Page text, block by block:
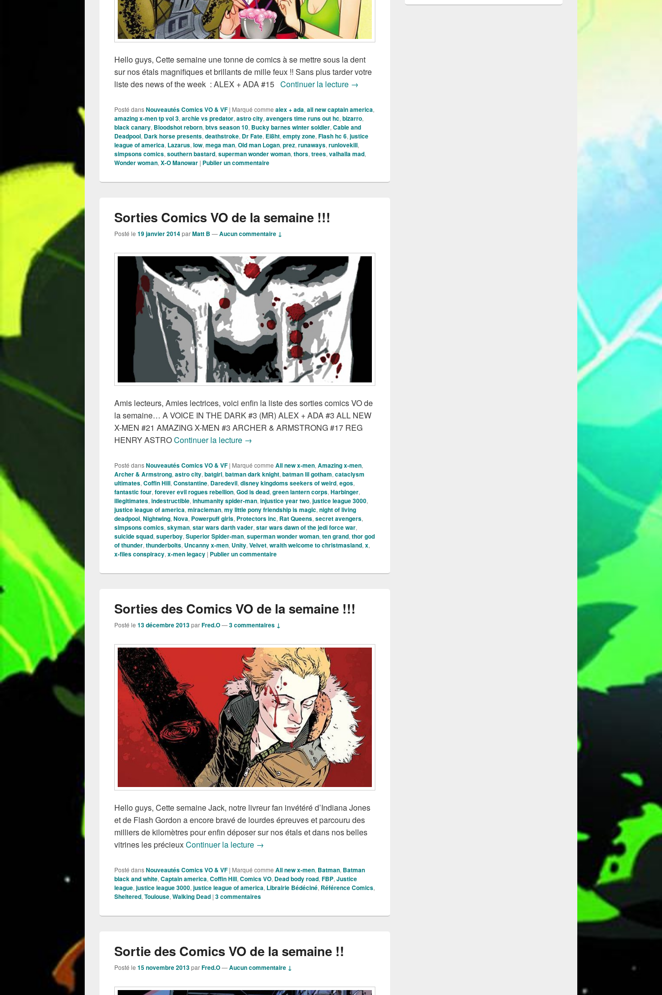
Hello guys, Cette semaine une tonne de comics à se mettre sous la dent
sur nos étals magnifiques et brillants de mille feux !! Sans plus tarder votre
liste des news of the week : ALEX + ADA #15 Continuer la lecture Sorties des Comics VO de la semaine du 16 Juin !!
→
Posté dansNouveautés Comics VO & VF | Marqué comme alex + ada, all new captain america,
amazing x-men tp vol 3, archie vs predator, astro city, avengers time runs out hc, bizarro,
black canary, Bloodshot reborn, btvs season 10, Bucky barnes winter soldier, Cable and
Deadpool, Dark horse presents, deathstroke, Dr Fate, Ei8ht, empty zone, Flash hc 6, justice
league of america, Lazarus, low, mega man, Old man Logan, prez, runaways, runlovekill,
simpsons comics, southern bastard, superman wonder woman, thors, trees, valhalla mad,
Wonder woman, X-O Manowar | Publier un commentaire
Sorties Comics VO de la semaine !!!
Posté le 19 janvier 2014parMatt B —Aucun commentaire ↓
Amis lecteurs, Amies lectrices, voici enfin la liste des sorties comics VO de
la semaine… A VOICE IN THE DARK #3 (MR) ALEX + ADA #3 ALL NEW
X-MEN #21 AMAZING X-MEN #3 ARCHER & ARMSTRONG #17 REG
HENRY ASTROContinuer la lecture Sorties Comics VO de la semaine !!!
→
Posté dansNouveautés Comics VO & VF | Marqué comme All new x-men, Amazing x-men,
Archer & Armstrong, astro city, batgirl, batman dark knight, batman lil gotham, cataclysm
ultimates, Coffin Hill, Constantine, Daredevil, disney kingdoms seekers of weird, egos,
fantastic four, forever evil rogues rebellion, God is dead, green lantern corps, Harbinger,
illegitimates, indestructible, inhumanity spider-man, injustice year two, justice league 3000,
justice league of america, miracleman, my little pony friendship is magic, night of living
deadpool, Nightwing, Nova, Powerpuff girls, Protectors inc, Rat Queens, secret avengers,
simpsons comics, skyman, star wars darth vader, star wars dawn of the jedi force war,
suicide squad, superboy, Superior Spider-man, superman wonder woman, ten grand, thor god
of thunder, thunderbolts, Uncanny x-men, Unity, Velvet, wraith welcome to christmasland, x,
x-files conspiracy, x-men legacy | Publier un commentaire
Sorties des Comics VO de la semaine !!!
Posté le 13 décembre 2013parFred.O—3 commentaires ↓
Hello guys, Cette semaine Jack, notre livreur fan invétéré d’Indiana Jones
et de Flash Gordon a encore bravé de lourdes épreuves et parcouru des
milliers de kilomètres pour enfin déposer sur nos étals et dans nos belles
vitrines les précieuxContinuer la lecture Sorties des Comics VO de la semaine !!!
→
Posté dansNouveautés Comics VO & VF | Marqué comme All new x-men, Batman, Batman
black and white, Captain america, Coffin Hill, Comics VO, Dead body road, FBP, Justice
league, justice league 3000, justice league of america, Librairie Bédéciné, Référence Comics,
Sheltered, Toulouse, Walking Dead | 3commentaires
Sortie des Comics VO de la semaine !!
Posté le 15 novembre 2013parFred.O—Aucun commentaire ↓